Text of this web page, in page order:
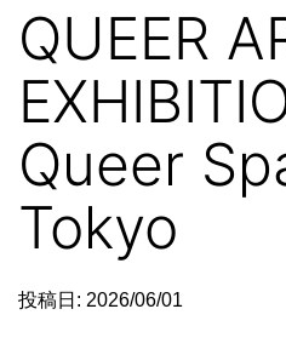
QUEER
Queer
Tokyo
投稿日: 2026/06/01